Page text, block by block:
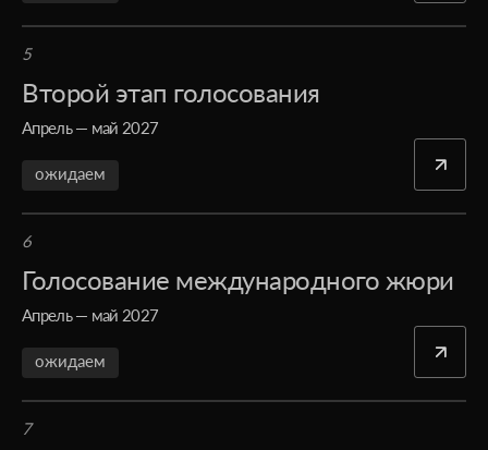
5
Второй этап голосования
Апрель — май 2027
ожидаем
6
Голосование международного жюри
Апрель — май 2027
ожидаем
7